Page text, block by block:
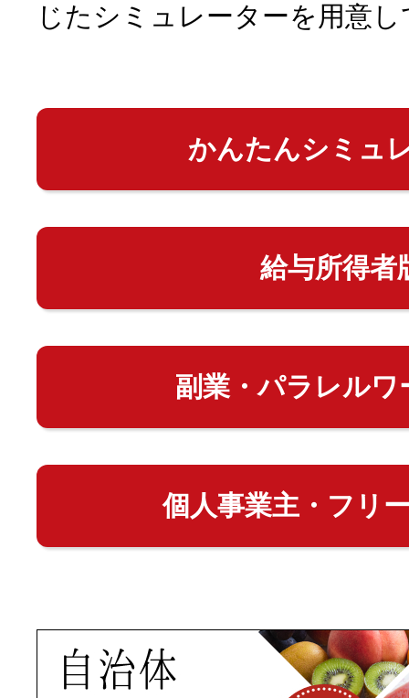
じたシミュレーターを用意
かんたんシミュ
給与所得者
副業・パラレルワ
個人事業主・フリ